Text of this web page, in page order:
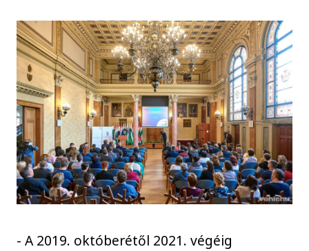
- A 2019. októberétől 2021. végéig